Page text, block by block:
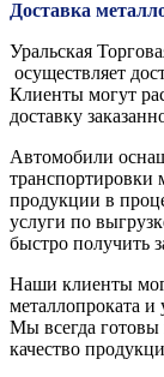
Доставка
Уральская
осуществляет
Клиенты могут
доставку
Автомобили
транспортировки
продукции в
услуги по
быстро получить
Наши клиенты
металлопроката и
Мы всегда готовы
качество